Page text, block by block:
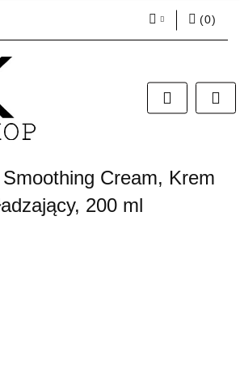
Zarejestruj się
Dodaj zgłoszenie
(0)
Cream, Krem
200 ml